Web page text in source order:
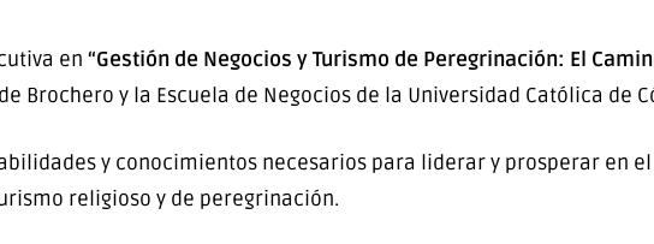
en “Gestión de Negocios y Turismo de Peregrinación: El
Brochero y la Escuela de Negocios de la Universidad Católica de
y conocimientos necesarios para liderar y prosperar en
religioso y de peregrinación.